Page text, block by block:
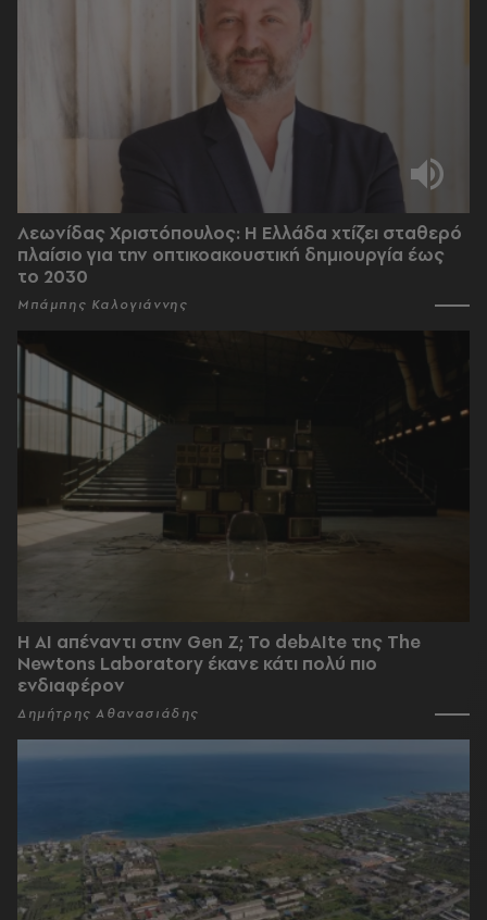
Λεωνίδας Χριστόπουλος: Η Ελλάδα χτίζει σταθερό
πλαίσιο για την οπτικοακουστική δημιουργία έως
το 2030
Μπάμπης Καλογιάννης
Η AI απέναντι στην Gen Z; Το debAIte της The
Newtons Laboratory έκανε κάτι πολύ πιο
ενδιαφέρον
Δημήτρης Αθανασιάδης